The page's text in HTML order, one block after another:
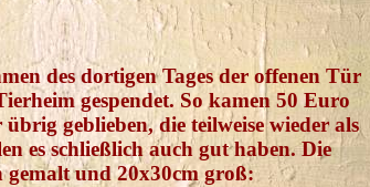
des dortigen Tages der offenen Tür
gespendet. So kamen 50 Euro
geblieben, die teilweise wieder als
es schließlich auch gut haben. Die
und 20x30cm groß: